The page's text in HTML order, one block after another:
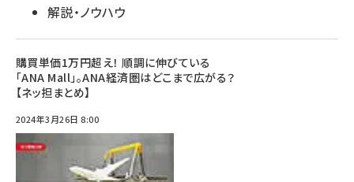
解説・ノウハウ
購買単価1万円超え！ 順調に伸びている
「ANA Mall」。ANA経済圏はどこまで広がる？
【ネッ担まとめ】
2024年3月26日 8:00